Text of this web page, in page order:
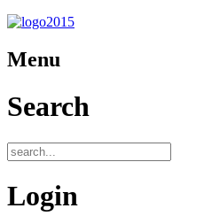
Menu
Search
Login